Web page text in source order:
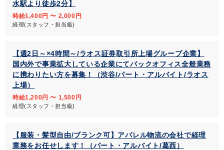
水駅より徒歩2分】
時給1,400円 〜 2,000円
経理(スタッフ・担当級)
【週2日～×4時間～/ラオス証券取引所上場グループ企業】
国内外で事業拡大している企業にてバックオフィス全般業務
に携わりたい方を募集！（渋谷/パート・アルバイト/ラオス
上場）
時給1,200円 〜 1,500円
経理(スタッフ・担当級)
【服装・髪型自由/ブランク可】アパレル物流の会社で経理
業務をお任せします！（パート・アルバイト/葛西）